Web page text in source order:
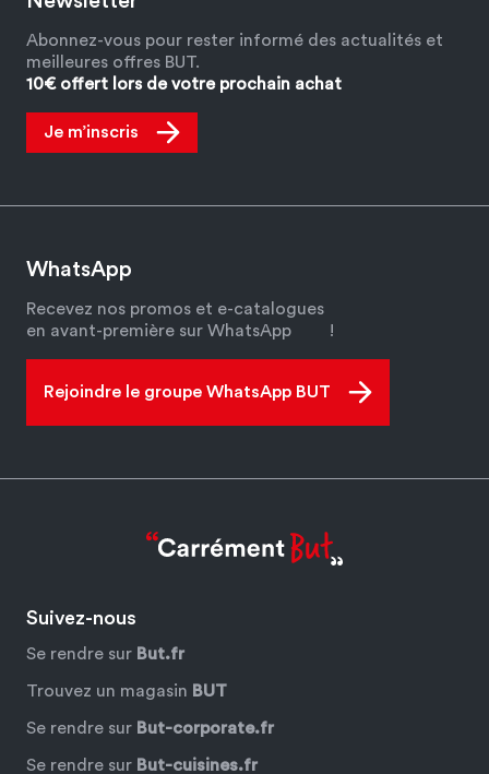
Abonnez-vous pour rester informé des actualités et
meilleures offres BUT.
10€ offert lors de votre prochain achat
Je m’inscris
WhatsApp
Recevez nos promos et e-catalogues
en avant-première sur WhatsApp
!
Rejoindre le groupe WhatsApp BUT
Suivez-nous
Se rendre sur But.fr
Trouvez un magasin BUT
Se rendre sur But-corporate.fr
Se rendre sur But-cuisines.fr